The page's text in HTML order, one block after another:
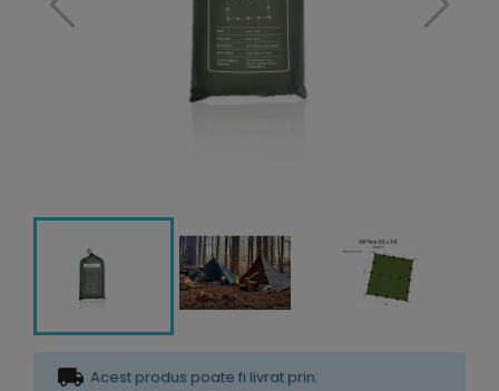
Acest produs poate fi livrat prin: